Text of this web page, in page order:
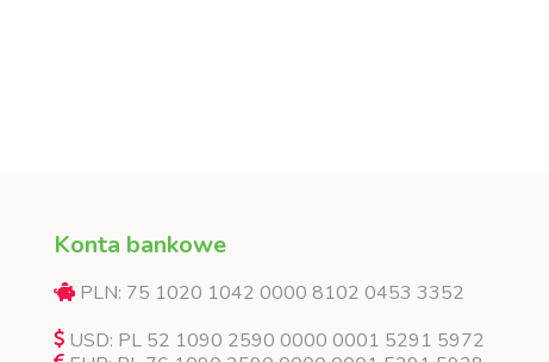
Konta bankowe
PLN: 75 1020 1042 0000 8102 0453 3352
USD: PL 52 1090 2590 0000 0001 5291 5972